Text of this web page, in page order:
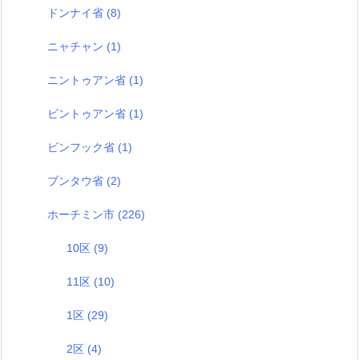
ドンナイ省 (8)
ニャチャン (1)
ニントゥアン省 (1)
ビントゥアン省 (1)
ビンフック省 (1)
ブンタウ省 (2)
ホーチミン市 (226)
10区 (9)
11区 (10)
1区 (29)
2区 (4)